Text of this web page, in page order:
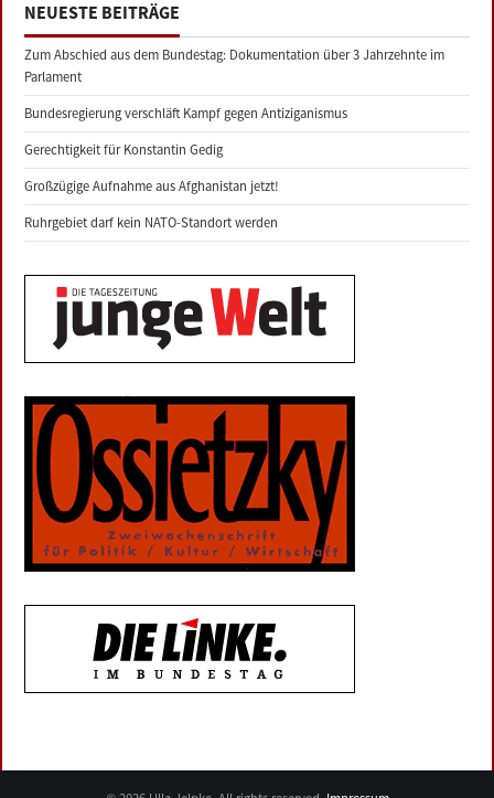
NEUESTE BEITRÄGE
Zum Abschied aus dem Bundestag: Dokumentation über 3 Jahrzehnte im
Parlament
Bundesregierung verschläft Kampf gegen Antiziganismus
Gerechtigkeit für Konstantin Gedig
Großzügige Aufnahme aus Afghanistan jetzt!
Ruhrgebiet darf kein NATO-Standort werden